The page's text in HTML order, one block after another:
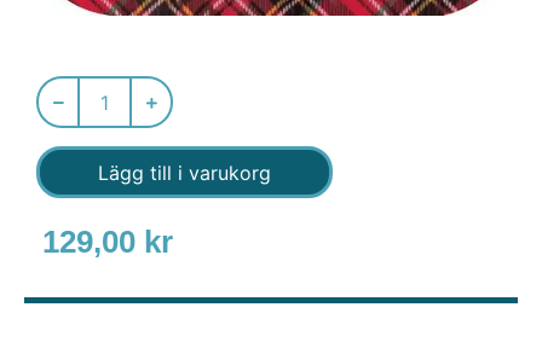
Lägg till i varukorg
129,00 kr